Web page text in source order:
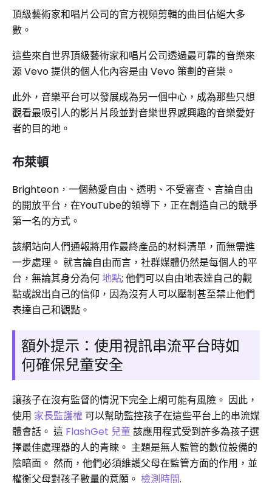
頂級藝術家和唱片公司的官方視頻剪輯的曲目佔絕大多
數。
這些來自世界頂級藝術家和唱片公司透過最可靠的音樂來
源 Vevo 提供的個人化內容是由 Vevo 策劃的音樂。
此外，音樂平台可以發展成為另一個中心，成為那些只想
觀看最吸引人的影片片段並對音樂世界感興趣的音樂愛好
者的目的地。
布萊頓
Brighteon，一個熱愛自由、透明、不受審查、言論自由
的開放平台，在YouTube的領導下，正在創造自己的競爭
第一名的方式。
該網站向人們通報將用作最終產品的材料清單，而無需進
一步處理。 就言論自由而言，社群媒體仍然是每個人的平
台，無論其身分為何地點; 他們可以自由地表達自己的觀
點或說出自己的信仰，因為沒有人可以壓制甚至禁止他們
表達自己和觀點。
額外提示：使用視訊串流平台時如
何確保兒童安全
讓孩子在沒有監督的情況下完全上網可能有風險。 因此，
使用 家長監護權可以幫助監控孩子在這些平台上的串流媒
體會話。 這 FlashGet 兒童該應用程式受到許多為孩子選
擇最佳處理器的人的青睞。 主題是無人監管的數位設備的
陰暗面。 然而，他們必須維護父母在監管方面的作用，並
權衡父母對孩子數量的意願。 檢測時間.